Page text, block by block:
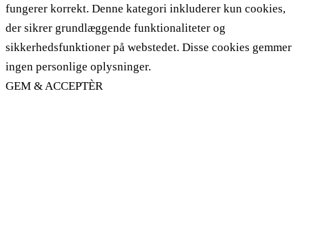
fungerer korrekt. Denne kategori inkluderer kun cookies,
der sikrer grundlæggende funktionaliteter og
sikkerhedsfunktioner på webstedet. Disse cookies gemmer
ingen personlige oplysninger.
GEM & ACCEPTÈR